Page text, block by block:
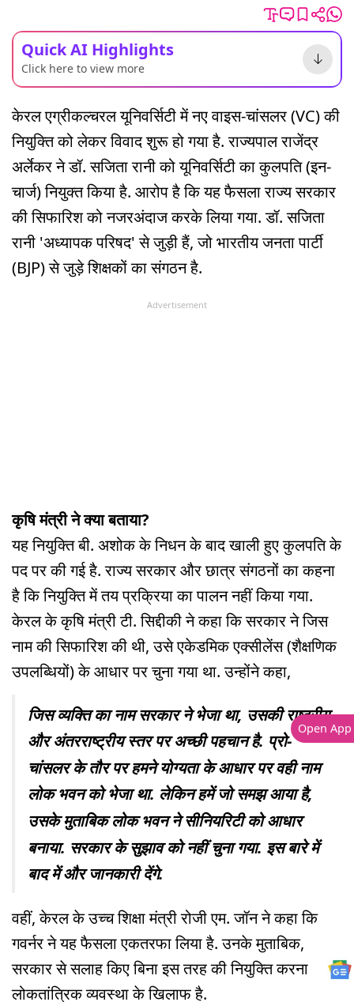
Quick AI Highlights
Click here to view more
केरल एग्रीकल्चरल यूनिवर्सिटी में नए वाइस-चांसलर (VC) की
नियुक्ति को लेकर विवाद शुरू हो गया है. राज्यपाल राजेंद्र
अर्लेकर ने डॉ. सजिता रानी को यूनिवर्सिटी का कुलपति (इन-
चार्ज) नियुक्त किया है. आरोप है कि यह फैसला राज्य सरकार
की सिफारिश को नजरअंदाज करके लिया गया. डॉ. सजिता
रानी 'अध्यापक परिषद' से जुड़ी हैं, जो भारतीय जनता पार्टी
(BJP) से जुड़े शिक्षकों का संगठन है.
Advertisement
कृषि मंत्री ने क्या बताया?
यह नियुक्ति बी. अशोक के निधन के बाद खाली हुए कुलपति के
पद पर की गई है. राज्य सरकार और छात्र संगठनों का कहना
है कि नियुक्ति में तय प्रक्रिया का पालन नहीं किया गया.
केरल के कृषि मंत्री टी. सिद्दीकी ने कहा कि सरकार ने जिस
नाम की सिफारिश की थी, उसे एकेडमिक एक्सीलेंस (शैक्षणिक
उपलब्धियों) के आधार पर चुना गया था. उन्होंने कहा,
जिस व्यक्ति का नाम सरकार ने भेजा था, उसकी राष्ट्रीय
और अंतरराष्ट्रीय स्तर पर अच्छी पहचान है. प्रो-
चांसलर के तौर पर हमने योग्यता के आधार पर वही नाम
लोक भवन को भेजा था. लेकिन हमें जो समझ आया है,
उसके मुताबिक लोक भवन ने सीनियरिटी को आधार
बनाया. सरकार के सुझाव को नहीं चुना गया. इस बारे में
बाद में और जानकारी देंगे.
वहीं, केरल के उच्च शिक्षा मंत्री रोजी एम. जॉन ने कहा कि
गवर्नर ने यह फैसला एकतरफा लिया है. उनके मुताबिक,
सरकार से सलाह किए बिना इस तरह की नियुक्ति करना
लोकतांत्रिक व्यवस्था के खिलाफ है.
Open App